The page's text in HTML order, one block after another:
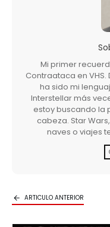
Mi primer
Contraataca en
ha sido mi
Interstellar más
estoy buscando la
cabeza. Star
naves o viajes
ARTICULO ANTERIOR